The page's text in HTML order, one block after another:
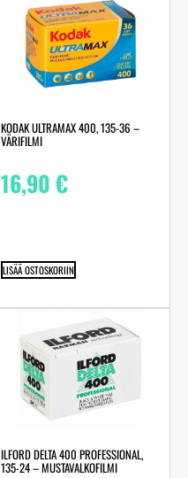
KODAK ULTRAMAX 400, 135-36 –
VÄRIFILMI
16,90€
LISÄÄ OSTOSKORIIN
ILFORD DELTA 400 PROFESSIONAL,
135-24 – MUSTAVALKOFILMI